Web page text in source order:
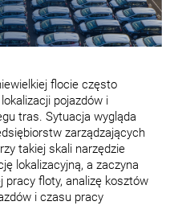
flocie często
pojazdów i
tras. Sytuacja wygląda
zarządzających
takiej skali narzędzie
lokalizacyjną, a zaczyna
pracy floty, analizę kosztów
i czasu pracy